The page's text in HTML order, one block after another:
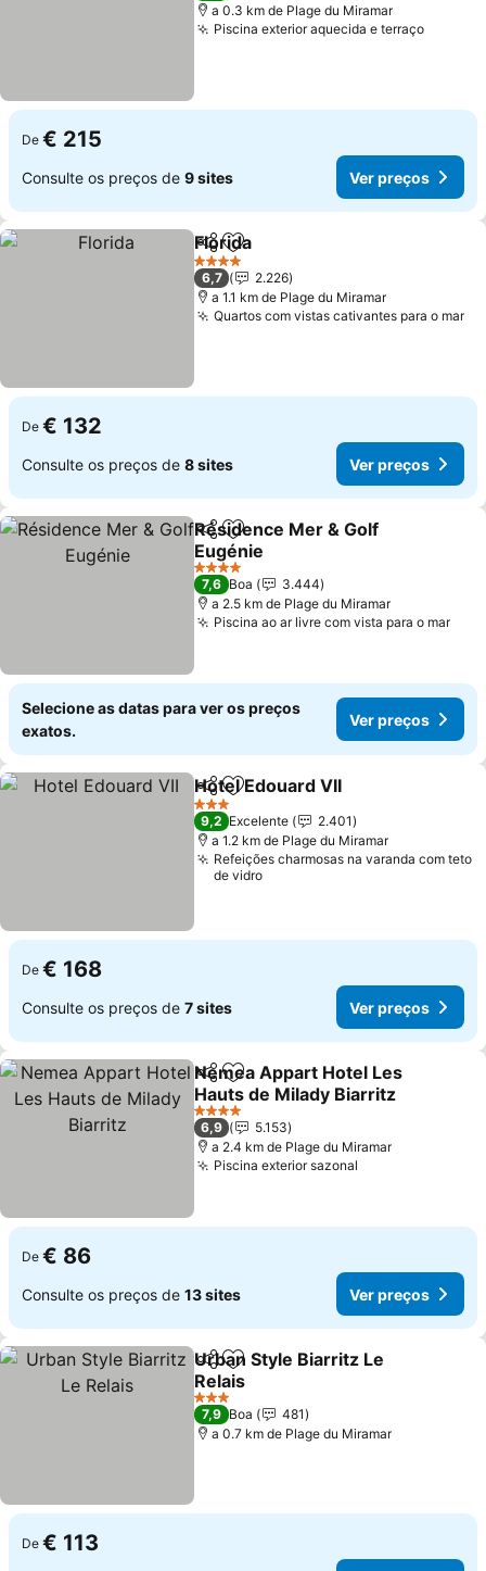
a 0.3 km de Plage du Miramar
Piscina exterior aquecida e terraço
De € 215
Consulte os preços de 9 sites Ver preços
PartilharAdicionar aos favoritos
Florida
4 Estrelas
6,7
2.226
a 1.1 km de Plage du Miramar
Quartos com vistas cativantes para o mar
De € 132
Consulte os preços de 8 sites Ver preços
PartilharAdicionar aos favoritos
Résidence Mer & Golf
Eugénie
4 Estrelas
7,6 Boa
3.444
a 2.5 km de Plage du Miramar
Piscina ao ar livre com vista para o mar
Selecione as datas para ver os preços
exatos.
Ver preços
PartilharAdicionar aos favoritos
Hotel Edouard VII
3 Estrelas
9,2 Excelente
2.401
a 1.2 km de Plage du Miramar
Refeições charmosas na varanda com teto
de vidro
De € 168
Consulte os preços de 7 sites Ver preços
PartilharAdicionar aos favoritos
Nemea Appart Hotel Les
Hauts de Milady Biarritz
4 Estrelas
6,9
5.153
a 2.4 km de Plage du Miramar
Piscina exterior sazonal
De € 86
Consulte os preços de 13 sites Ver preços
PartilharAdicionar aos favoritos
Urban Style Biarritz Le
Relais
3 Estrelas
7,9 Boa
481
a 0.7 km de Plage du Miramar
De € 113